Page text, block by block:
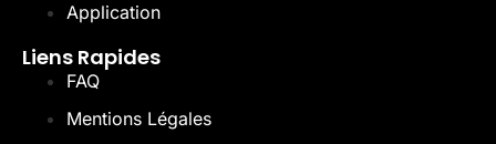
Application
Liens Rapides
FAQ
Mentions Légales